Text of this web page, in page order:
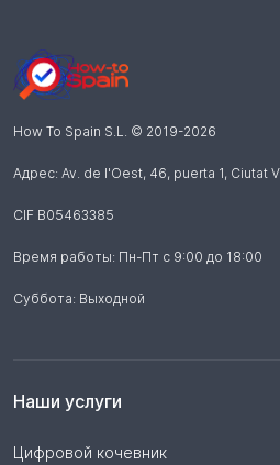
How To Spain S.L. © 2019-2026
Адрес: Av. de l'Oest, 46, puerta 1, Ciutat
CIF B05463385
Время работы: Пн-Пт с 9:00 до 18:00
Суббота: Выходной
Наши услуги
Цифровой кочевник